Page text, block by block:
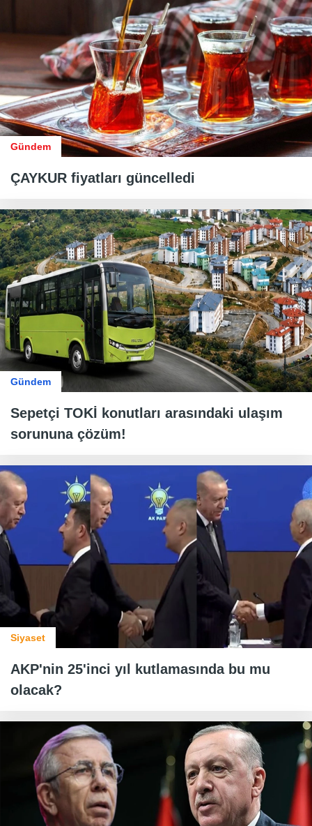
Gündem
ÇAYKUR fiyatları güncelledi
Gündem
Sepetçi TOKİ konutları arasındaki ulaşım
sorununa çözüm!
Siyaset
AKP'nin 25'inci yıl kutlamasında bu mu
olacak?